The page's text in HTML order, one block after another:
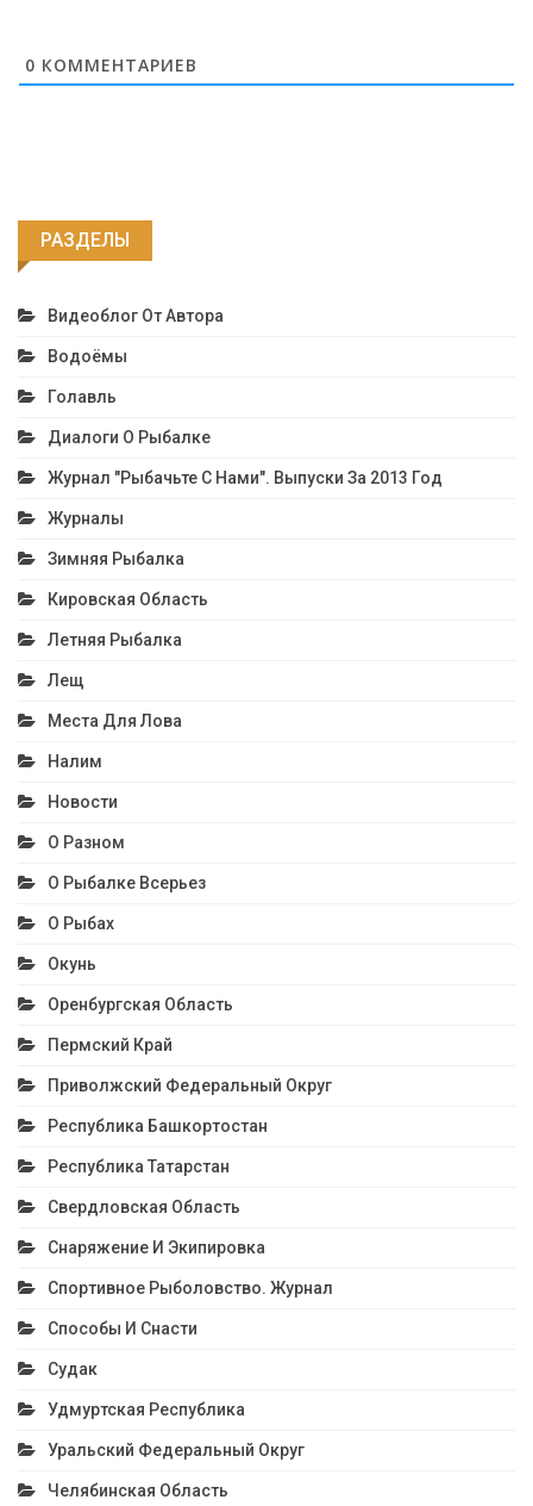
0 КОММЕНТАРИЕВ
РАЗДЕЛЫ
Видеоблог От Автора
Водоёмы
Голавль
Диалоги О Рыбалке
Журнал "Рыбачьте С Нами". Выпуски За 2013 Год
Журналы
Зимняя Рыбалка
Кировская Область
Летняя Рыбалка
Лещ
Места Для Лова
Налим
Новости
О Разном
О Рыбалке Всерьез
О Рыбах
Окунь
Оренбургская Область
Пермский Край
Приволжский Федеральный Округ
Республика Башкортостан
Республика Татарстан
Свердловская Область
Снаряжение И Экипировка
Спортивное Рыболовство. Журнал
Способы И Снасти
Судак
Удмуртская Республика
Уральский Федеральный Округ
Челябинская Область